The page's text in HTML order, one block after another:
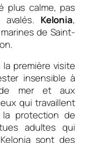
plus calme, pas
Kelonia,
de Saint-
la première visite
insensible à
mer et aux
qui travaillent
protection de
adultes qui
sont des